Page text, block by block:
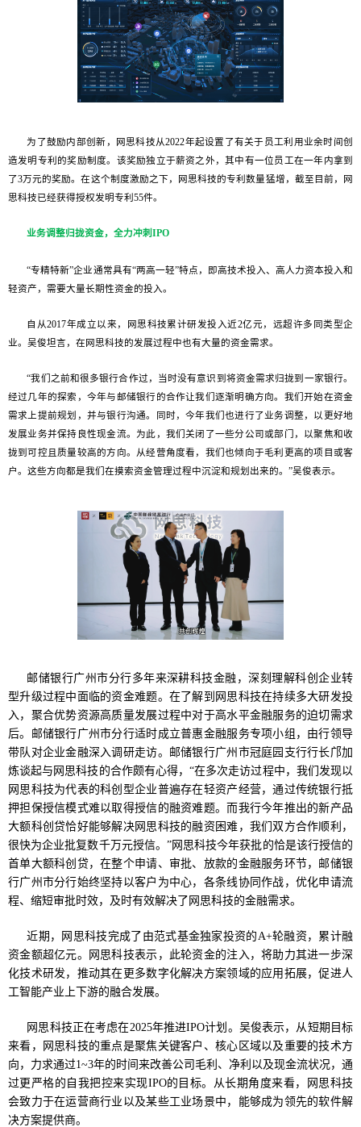
为了鼓励内部创新，网思科技从2022年起设置了有关于员工利用业余时间创
造发明专利的奖励制度。该奖励独立于薪资之外，其中有一位员工在一年内拿到
了3万元的奖励。在这个制度激励之下，网思科技的专利数量猛增，截至目前，网
思科技已经获得授权发明专利55件。
业务调整归拢资金，全力冲刺IPO
“专精特新”企业通常具有“两高一轻”特点，即高技术投入、高人力资本投入和
轻资产，需要大量长期性资金的投入。
自从2017年成立以来，网思科技累计研发投入近2亿元，远超许多同类型企
业。吴俊坦言，在网思科技的发展过程中也有大量的资金需求。
“我们之前和很多银行合作过，当时没有意识到将资金需求归拢到一家银行。
经过几年的探索，今年与邮储银行的合作让我们逐渐明确方向。我们开始在资金
需求上提前规划，并与银行沟通。同时，今年我们也进行了业务调整，以更好地
发展业务并保持良性现金流。为此，我们关闭了一些分公司或部门，以聚焦和收
拢到可控且质量较高的方向。从经营角度看，我们也倾向于毛利更高的项目或客
户。这些方向都是我们在摸索资金管理过程中沉淀和规划出来的。”吴俊表示。
邮储银行广州市分行多年来深耕科技金融，深刻理解科创企业转
型升级过程中面临的资金难题。在了解到网思科技在持续多大研发投
入，聚合优势资源高质量发展过程中对于高水平金融服务的迫切需求
后。邮储银行广州市分行适时成立普惠金融服务专项小组，由行领导
带队对企业金融深入调研走访。邮储银行广州市冠庭园支行行长邝加
炼谈起与网思科技的合作颇有心得，“在多次走访过程中，我们发现以
网思科技为代表的科创型企业普遍存在轻资产经营，通过传统银行抵
押担保授信模式难以取得授信的融资难题。而我行今年推出的新产品
大额科创贷恰好能够解决网思科技的融资困难，我们双方合作顺利，
很快为企业批复数千万元授信。”网思科技今年获批的恰是该行授信的
首单大额科创贷，在整个申请、审批、放款的金融服务环节，邮储银
行广州市分行始终坚持以客户为中心，各条线协同作战，优化申请流
程、缩短审批时效，及时有效解决了网思科技的金融需求。
近期，网思科技完成了由范式基金独家投资的A+轮融资，累计融
资金额超亿元。网思科技表示，此轮资金的注入，将助力其进一步深
化技术研发，推动其在更多数字化解决方案领域的应用拓展，促进人
工智能产业上下游的融合发展。
网思科技正在考虑在2025年推进IPO计划。吴俊表示，从短期目标
来看，网思科技的重点是聚焦关键客户、核心区域以及重要的技术方
向，力求通过1~3年的时间来改善公司毛利、净利以及现金流状况，通
过更严格的自我把控来实现IPO的目标。从长期角度来看，网思科技
会致力于在运营商行业以及某些工业场景中，能够成为领先的软件解
决方案提供商。